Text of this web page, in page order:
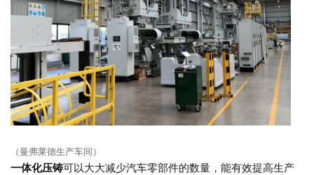
（曼弗莱德生产车间）
一体化压铸可以大大减少汽车零部件的数量，能有效提高生产